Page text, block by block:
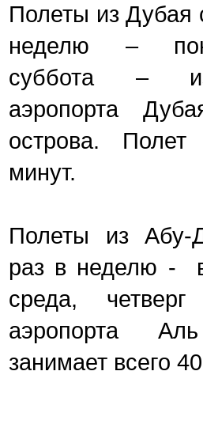
Полеты из Дубая
неделю –
суббота – из
аэропорта
острова.
минут.
Полеты из Абу-
раз в неделю -
среда,
аэропорта
занимает всего